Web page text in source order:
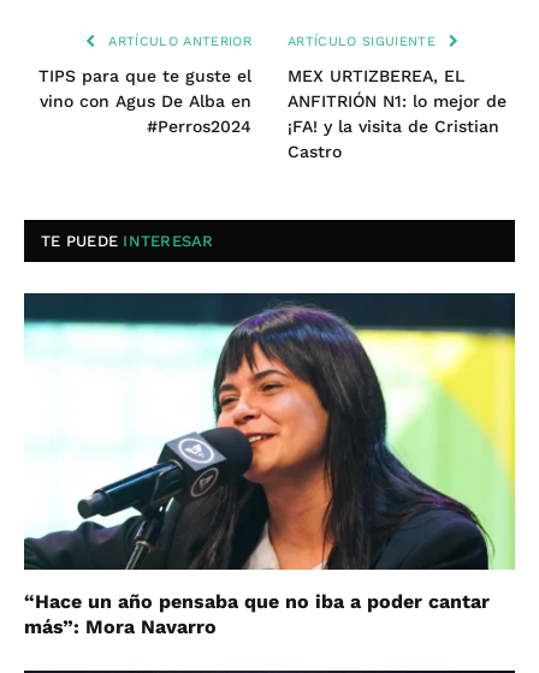
ARTÍCULO ANTERIOR
TIPS para que te guste el
vino con Agus De Alba en
#Perros2024
ARTÍCULO SIGUIENTE
MEX URTIZBEREA, EL
ANFITRIÓN N1: lo mejor de
¡FA! y la visita de Cristian
Castro
TE PUEDE INTERESAR
“Hace un año pensaba que no iba a poder cantar
más”: Mora Navarro